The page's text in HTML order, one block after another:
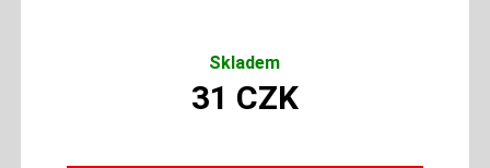
Skladem
31 CZK